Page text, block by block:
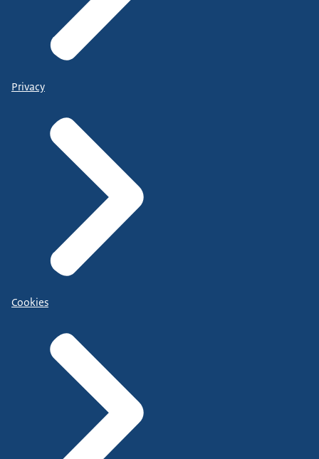
Privacy
Cookies